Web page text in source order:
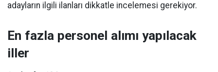
adayların ilgili ilanları dikkatle incelemesi gerekiyor.
En fazla personel alımı yapılacak
iller